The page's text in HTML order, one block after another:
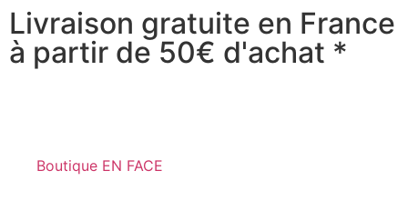
Livraison gratuite en France
à partir de 50€ d'achat *
Boutique EN FACE